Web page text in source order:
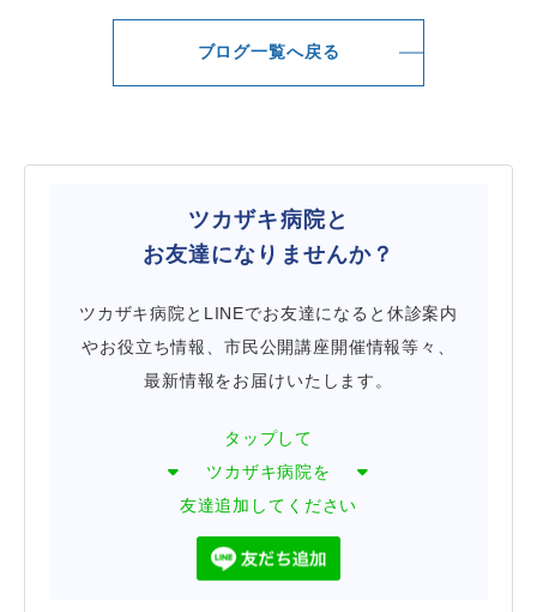
ブログ一覧へ戻る
ツカザキ病院と
お友達になりませんか？
ツカザキ病院とLINEでお友達になると休診案内
やお役立ち情報、市民公開講座開催情報等々、
最新情報をお届けいたします。
タップして
ツカザキ病院を
友達追加してください